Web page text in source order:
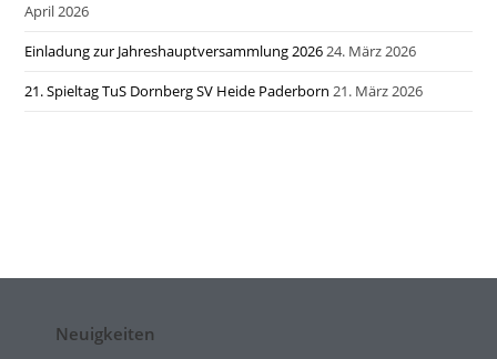
April 2026
Einladung zur Jahreshauptversammlung 202624. März 2026
21. Spieltag TuS Dornberg SV Heide Paderborn 21. März 2026
Neuigkeiten